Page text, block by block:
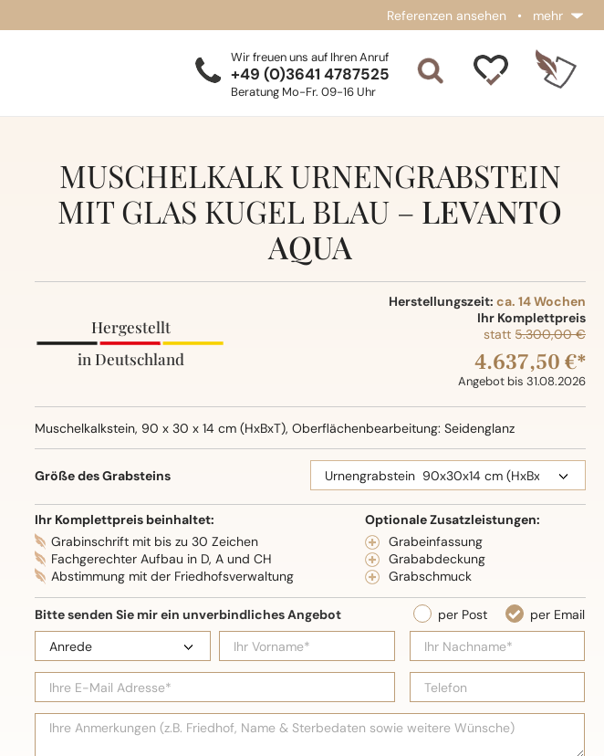
Referenzen ansehen • mehr
Wir freuen uns auf Ihren Anruf
+49 (0)3641 4787525
Beratung Mo-Fr. 09-16 Uhr
MUSCHELKALK URNENGRABSTEIN
MIT GLAS KUGEL BLAU – LEVANTO
AQUA
Hergestellt
in Deutschland
Herstellungszeit: ca. 14 Wochen
Ihr Komplettpreis
statt 5.300,00 €
4.637,50 €*
Angebot bis 31.08.2026
Muschelkalkstein, 90 x 30 x 14 cm (HxBxT), Oberflächenbearbeitung: Seidenglanz
Größe des Grabsteins
Ihr Komplettpreis beinhaltet:
Grabinschrift mit bis zu 30 Zeichen
Fachgerechter Aufbau in D, A und CH
Abstimmung mit der Friedhofsverwaltung
Optionale Zusatzleistungen:
Grabeinfassung
Grababdeckung
Grabschmuck